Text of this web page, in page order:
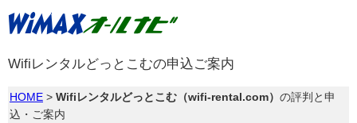
Wifiレンタルどっとこむの申込ご案内
HOME > Wifiレンタルどっとこむ（wifi-rental.com） の評判と申
込・ご案内